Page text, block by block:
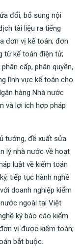
đổi, bổ sung nội
tài liệu ra tiếng
đơn vị kế toán; đơn
từ kế toán điện tử;
cấp, phân quyền,
lĩnh vực kế toán cho
hàng Nhà nước
và lợi ích hợp pháp
tướng, đề xuất sửa
lý nhà nước về hoạt
luật về kiểm toán
tiếp tục hành nghề
doanh nghiệp kiểm
ngoài tại Việt
ký báo cáo kiểm
vị được kiểm toán;
bắt buộc.